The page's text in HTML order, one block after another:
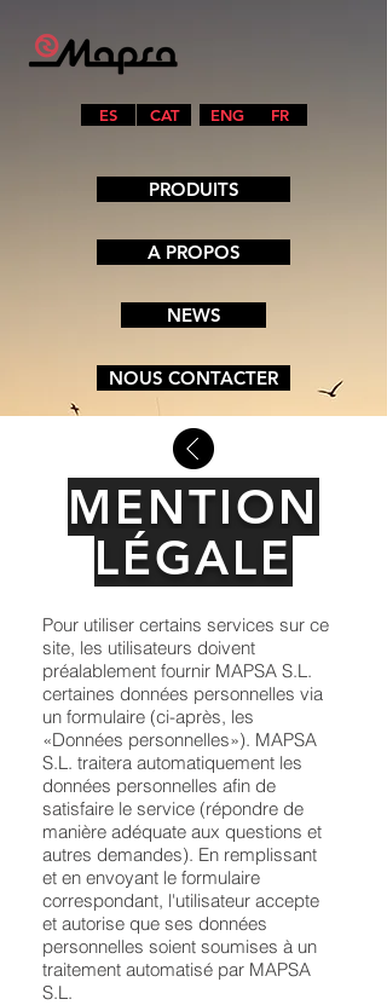
ES CAT ENG FR
PRODUITS
A PROPOS
NEWS
NOUS CONTACTER
MENTION
LÉGALE
Pour utiliser certains services sur ce
site, les utilisateurs doivent
préalablement fournir MAPSA S.L.
certaines données personnelles via
un formulaire (ci-après, les
«Données personnelles»). MAPSA
S.L. traitera automatiquement les
données personnelles afin de
satisfaire le service (répondre de
manière adéquate aux questions et
autres demandes). En remplissant
et en envoyant le formulaire
correspondant, l'utilisateur accepte
et autorise que ses données
personnelles soient soumises à un
traitement automatisé par MAPSA
S.L.